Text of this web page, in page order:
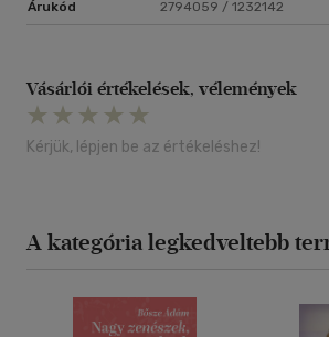
Árukód 2794059 / 1232142
Vásárlói értékelések, vélemények
Kérjük, lépjen be az értékeléshez!
A kategória legkedveltebb